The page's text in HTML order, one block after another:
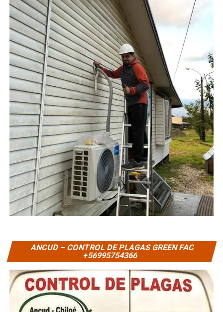
ANCUD – CONTROL DE PLAGAS GREEN FAC
+56995754366